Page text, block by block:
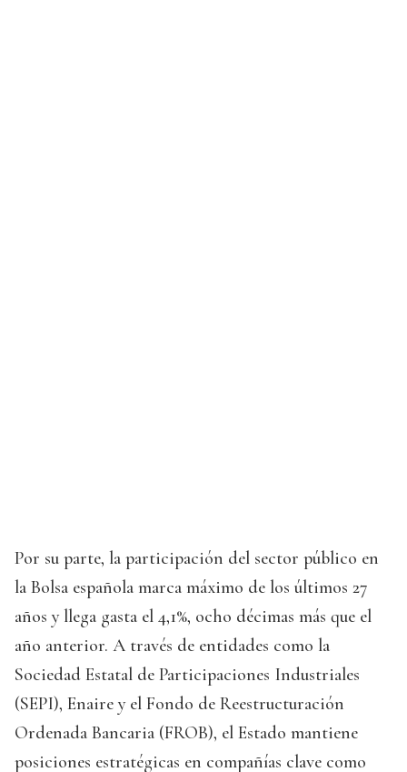
Por su parte, la participación del sector público en
la Bolsa española marca máximo de los últimos 27
años y llega gasta el 4,1%, ocho décimas más que el
año anterior. A través de entidades como la
Sociedad Estatal de Participaciones Industriales
(SEPI), Enaire y el Fondo de Reestructuración
Ordenada Bancaria (FROB), el Estado mantiene
posiciones estratégicas en compañías clave como